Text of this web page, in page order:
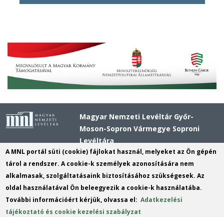
Magyar Nemzeti Levéltár Győr-
Moson-Sopron Vármegye Soproni
Levéltára
Cím
: 9400 Sopron Fő tér 1
Postacím:9401 Sopron pf: 82
Telefon: +36 (99) 312-198
E-mail: info.sopron@mnl.gov.hu
A MNL portál süti (cookie) fájlokat használ, melyeket az Ön gépén
tárol a rendszer. A cookie-k személyek azonosítására nem
alkalmasak, szolgáltatásaink biztosításához szükségesek. Az
oldal használatával Ön beleegyezik a cookie-k használatába.
További információért kérjük, olvassa el:Adatkezelési
tájékoztató és cookie kezelési szabályzat